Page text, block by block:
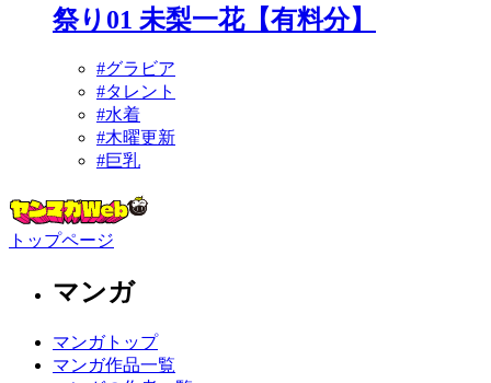
祭り01 未梨一花【有料分】
#グラビア
#タレント
#水着
#木曜更新
#巨乳
トップページ
マンガ
マンガトップ
マンガ作品一覧